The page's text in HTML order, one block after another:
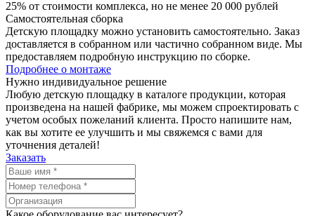
25% от стоимости комплекса, но не менее 20 000 рублей
Самостоятельная сборка
Детскую площадку можно установить самостоятельно. Заказ
доставляется в собранном или частично собранном виде. Мы
предоставляем подробную инструкцию по сборке.
Подробнее о монтаже
Нужно индивидуальное решение
Любую детскую площадку в каталоге продукции, которая
произведена на нашей фабрике, мы можем спроектировать с
учетом особых пожеланий клиента. Просто напишите нам,
как вы хотите ее улучшить и мы свяжемся с вами для
уточнения деталей!
Заказать